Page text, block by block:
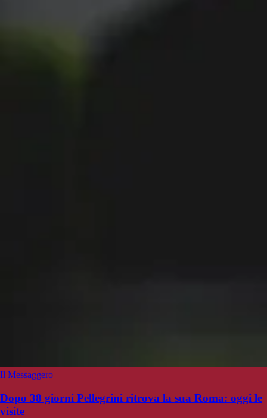
Il Messaggero
Dopo 38 giorni Pellegrini ritrova la sua Roma: oggi le
visite